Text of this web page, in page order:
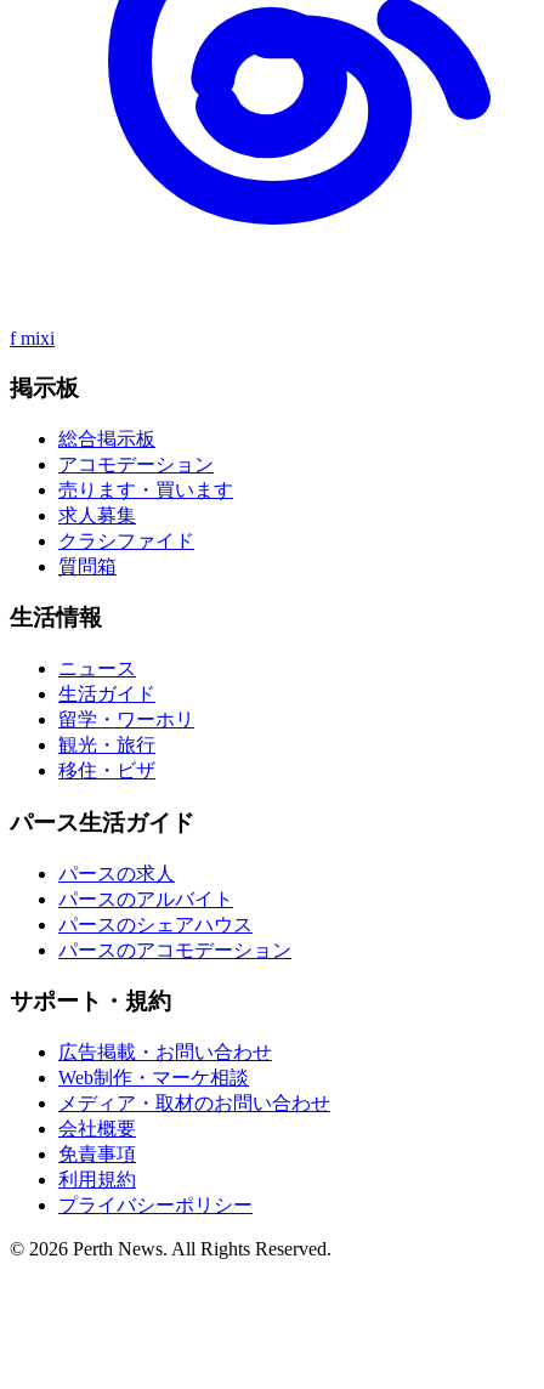
f mixi
掲示板
総合掲示板
アコモデーション
売ります・買います
求人募集
クラシファイド
質問箱
生活情報
ニュース
生活ガイド
留学・ワーホリ
観光・旅行
移住・ビザ
パース生活ガイド
パースの求人
パースのアルバイト
パースのシェアハウス
パースのアコモデーション
サポート・規約
広告掲載・お問い合わせ
Web制作・マーケ相談
メディア・取材のお問い合わせ
会社概要
免責事項
利用規約
プライバシーポリシー
© 2026 Perth News. All Rights Reserved.